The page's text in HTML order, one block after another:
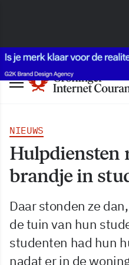
NIEUWS
Hulpdiensten
brandje in
Daar stonden ze
de tuin van hun
studenten had hun
nadat er in de